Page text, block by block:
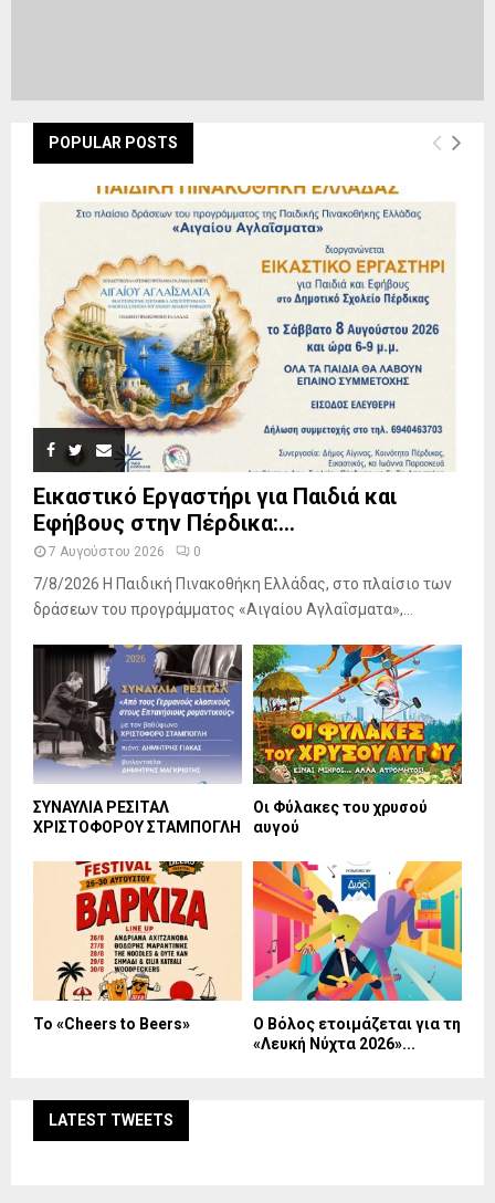
POPULAR POSTS
Εικαστικό Εργαστήρι για Παιδιά και
Εφήβους στην Πέρδικα:...
7 Αυγούστου 2026 0
7/8/2026 Η Παιδική Πινακοθήκη Ελλάδας, στο πλαίσιο των
δράσεων του προγράμματος «Αιγαίου Αγλαΐσματα»,...
ΣΥΝΑΥΛΙΑ ΡΕΣΙΤΑΛ
ΧΡΙΣΤΟΦΟΡΟΥ ΣΤΑΜΠΟΓΛΗ
Οι Φύλακες του χρυσού
αυγού
Το «Cheers to Beers»
Ο Βόλος ετοιμάζεται για τη
«Λευκή Νύχτα 2026»...
LATEST TWEETS